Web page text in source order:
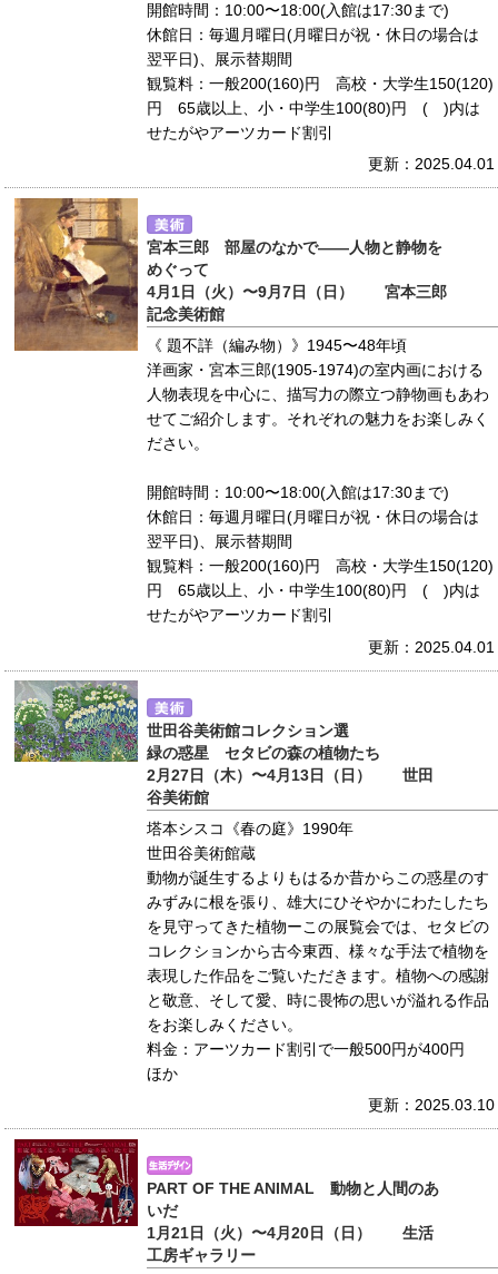
開館時間：10:00〜18:00(入館は17:30まで)
休館日：毎週月曜日(月曜日が祝・休日の場合は
翌平日)、展示替期間
観覧料：一般200(160)円 高校・大学生150(120)
円 65歳以上、小・中学生100(80)円 ( )内は
せたがやアーツカード割引
更新：2025.04.01
宮本三郎 部屋のなかで――人物と静物を
めぐって
4月1日（火）〜9月7日（日） 宮本三郎
記念美術館
《 題不詳（編み物）》1945〜48年頃
洋画家・宮本三郎(1905-1974)の室内画における
人物表現を中心に、描写力の際立つ静物画もあわ
せてご紹介します。それぞれの魅力をお楽しみく
ださい。
開館時間：10:00〜18:00(入館は17:30まで)
休館日：毎週月曜日(月曜日が祝・休日の場合は
翌平日)、展示替期間
観覧料：一般200(160)円 高校・大学生150(120)
円 65歳以上、小・中学生100(80)円 ( )内は
せたがやアーツカード割引
更新：2025.04.01
世田谷美術館コレクション選
緑の惑星 セタビの森の植物たち
2月27日（木）〜4月13日（日） 世田
谷美術館
塔本シスコ《春の庭》1990年
世田谷美術館蔵
動物が誕生するよりもはるか昔からこの惑星のす
みずみに根を張り、雄大にひそやかにわたしたち
を見守ってきた植物ーこの展覧会では、セタビの
コレクションから古今東西、様々な手法で植物を
表現した作品をご覧いただきます。植物への感謝
と敬意、そして愛、時に畏怖の思いが溢れる作品
をお楽しみください。
料金：アーツカード割引で一般500円が400円
ほか
更新：2025.03.10
PART OF THE ANIMAL 動物と人間のあ
いだ
1月21日（火）〜4月20日（日） 生活
工房ギャラリー